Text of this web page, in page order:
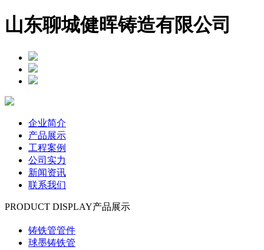
山东聊城健晖铸造有限公司
企业简介
产品展示
工程案例
公司实力
新闻资讯
联系我们
PRODUCT DISPLAY产品展示
铸铁管管件
球墨铸铁管